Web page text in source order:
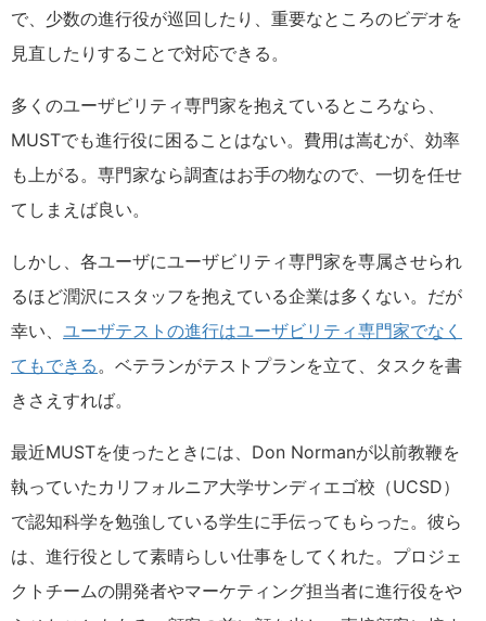
で、少数の進行役が巡回したり、重要なところのビデオを
見直したりすることで対応できる。
多くのユーザビリティ専門家を抱えているところなら、
MUSTでも進行役に困ることはない。費用は嵩むが、効率
も上がる。専門家なら調査はお手の物なので、一切を任せ
てしまえば良い。
しかし、各ユーザにユーザビリティ専門家を専属させられ
るほど潤沢にスタッフを抱えている企業は多くない。だが
幸い、 ユーザテストの進行はユーザビリティ専門家でなく
てもできる。ベテランがテストプランを立て、タスクを書
きさえすれば。
最近MUSTを使ったときには、Don Normanが以前教鞭を
執っていたカリフォルニア大学サンディエゴ校（UCSD）
で認知科学を勉強している学生に手伝ってもらった。彼ら
は、進行役として素晴らしい仕事をしてくれた。プロジェ
クトチームの開発者やマーケティング担当者に進行役をや